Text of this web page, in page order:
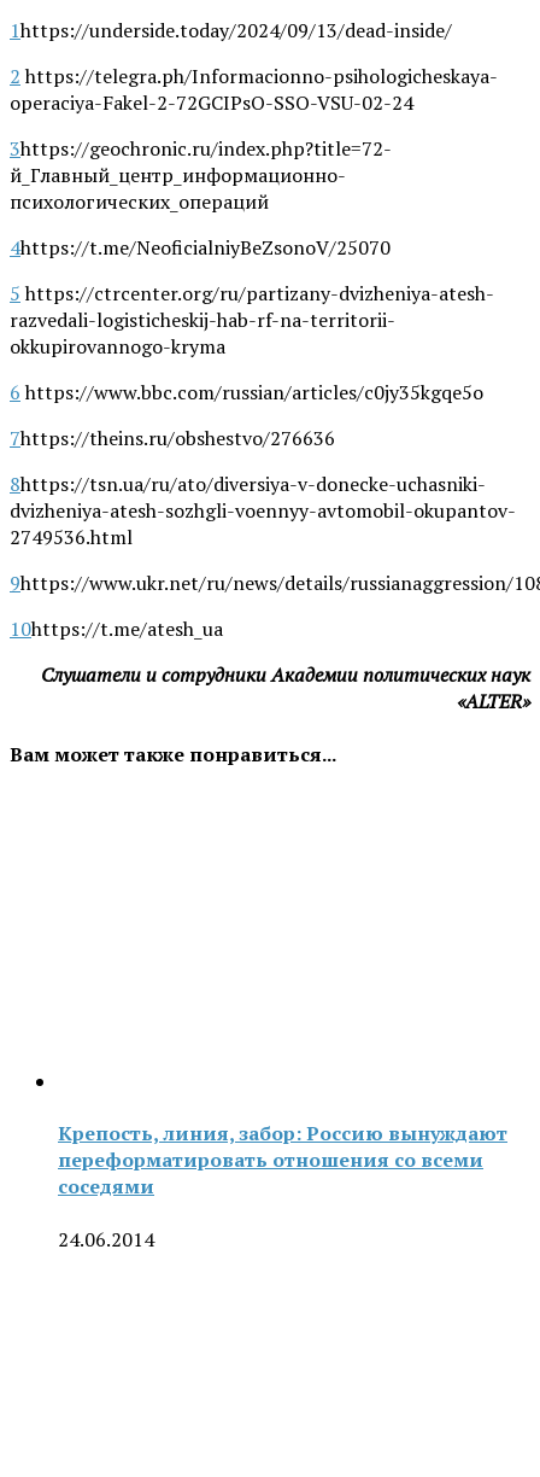
1https://underside.today/2024/09/13/dead-inside/
2https://telegra.ph/Informacionno-psihologicheskaya-
operaciya-Fakel-2-72GCIPsO-SSO-VSU-02-24
3https://geochronic.ru/index.php?title=72-
й_Главный_центр_информационно-
психологических_операций
4https://t.me/NeoficialniyBeZsonoV/25070
5https://ctrcenter.org/ru/partizany-dvizheniya-atesh-
razvedali-logisticheskij-hab-rf-na-territorii-
okkupirovannogo-kryma
6https://www.bbc.com/russian/articles/c0jy35kgqe5o
7https://theins.ru/obshestvo/276636
8https://tsn.ua/ru/ato/diversiya-v-donecke-uchasniki-
dvizheniya-atesh-sozhgli-voennyy-avtomobil-okupantov-
2749536.html
9https://www.ukr.net/ru/news/details/russianaggression/
10https://t.me/atesh_ua
Слушатели и сотрудники Академии политических наук
«ALTER»
Вам может также понравиться...
Крепость, линия, забор: Россию вынуждают
переформатировать отношения со всеми
соседями
24.06.2014